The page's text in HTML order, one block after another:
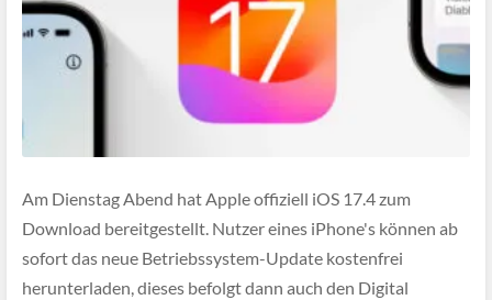
Am Dienstag Abend hat Apple offiziell iOS 17.4 zum
Download bereitgestellt. Nutzer eines iPhone's können ab
sofort das neue Betriebssystem-Update kostenfrei
herunterladen, dieses befolgt dann auch den Digital